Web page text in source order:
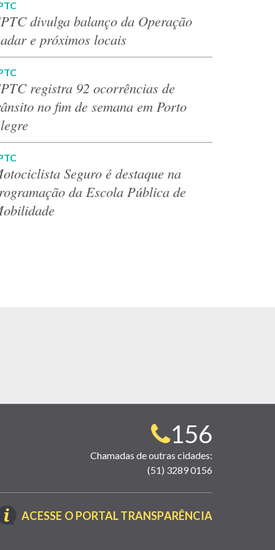
divulga balanço da Operação
e próximos locais
registra 92 ocorrências de
no fim de semana em Porto
Seguro é destaque na
da Escola Pública de
Telefone
para
contato:
156
Chamadas de outras cidades:
(51) 3289 0156
ACESSE O PORTAL TRANSPARÊNCIA(LINK